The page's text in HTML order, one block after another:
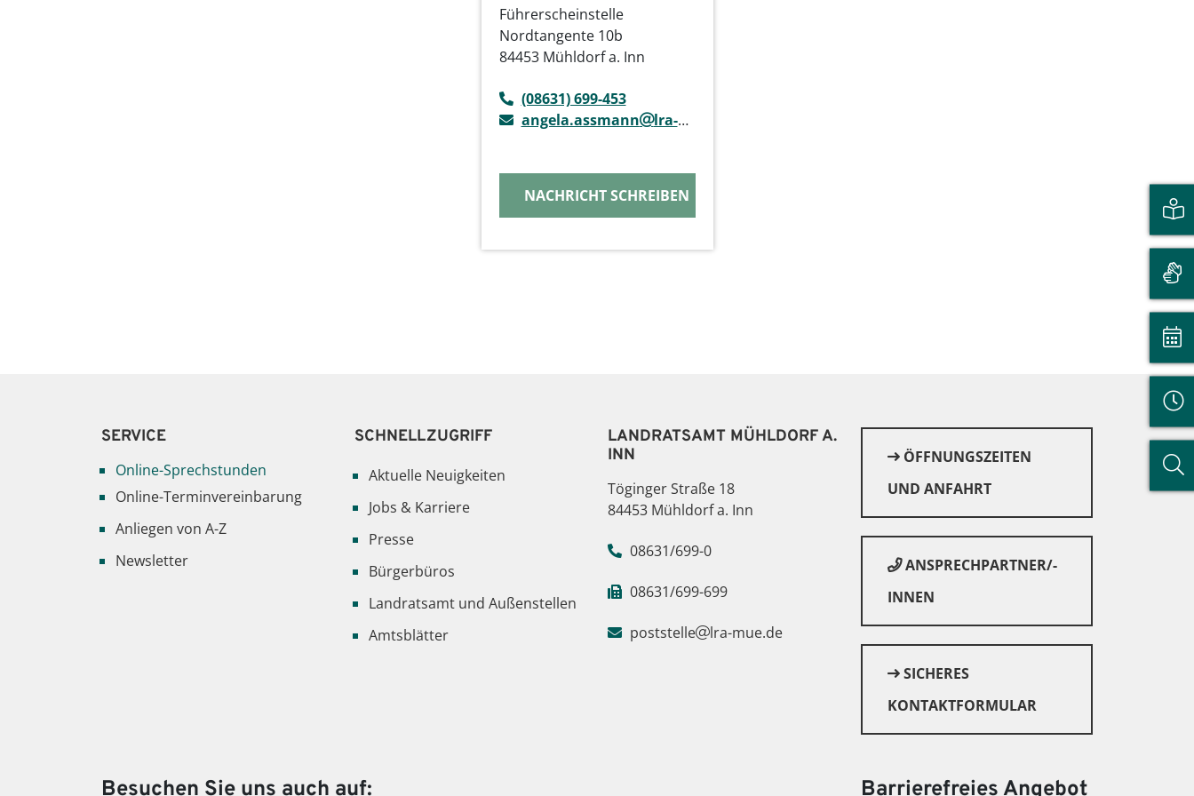
Führerscheinstelle
Nordtangente 10b
84453 Mühldorf a. Inn
(08631) 699-453
angela.assmann
lra-mue.de
NACHRICHT SCHREIBEN
SERVICE
Online-Sprechstunden
Online-Terminvereinbarung
Anliegen von A-Z
Newsletter
SCHNELLZUGRIFF
Aktuelle Neuigkeiten
Jobs & Karriere
Presse
Bürgerbüros
Landratsamt und Außenstellen
Amtsblätter
LANDRATSAMT MÜHLDORF A.
INN
Töginger Straße 18
84453 Mühldorf a. Inn
08631/699-0
08631/699-699
poststelle lra-mue.de
ÖFFNUNGSZEITEN
UND ANFAHRT
ANSPRECHPARTNER/-
INNEN
SICHERES
KONTAKTFORMULAR
Besuchen Sie uns auch auf: Barrierefreies Angebot